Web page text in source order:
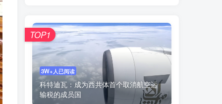
3W+人已阅读
科特迪瓦：成为西共体首个取消航空运
输税的成员国
TOP1